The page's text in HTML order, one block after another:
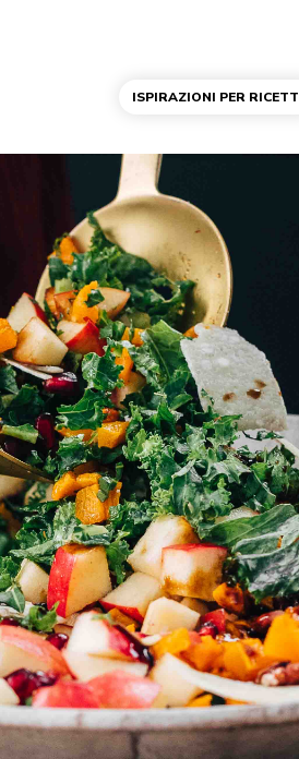
ISPIRAZIONI PER